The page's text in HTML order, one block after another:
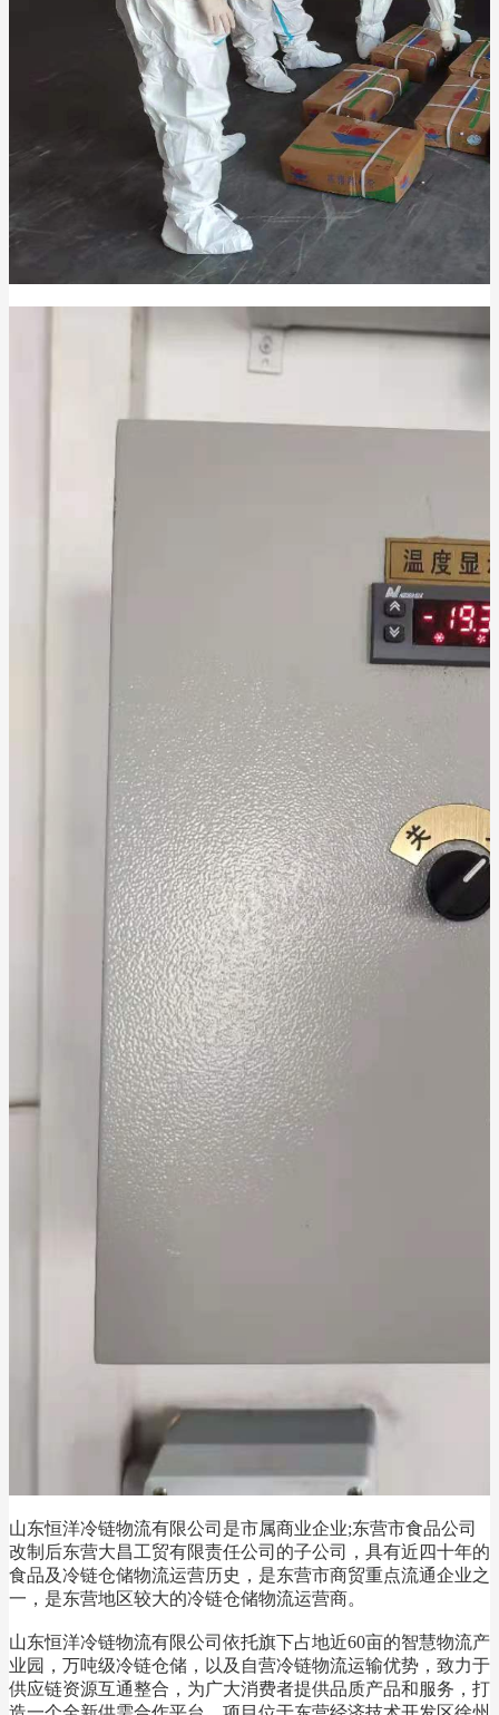
山东恒洋冷链物流有限公司是市属商业企业;东营市食品公司
改制后东营大昌工贸有限责任公司的子公司，具有近四十年的
食品及冷链仓储物流运营历史，是东营市商贸重点流通企业之
一，是东营地区较大的冷链仓储物流运营商。
山东恒洋冷链物流有限公司依托旗下占地近60亩的智慧物流产
业园，万吨级冷链仓储，以及自营冷链物流运输优势，致力于
供应链资源互通整合，为广大消费者提供品质产品和服务，打